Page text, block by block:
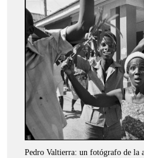
Pedro Valtierra: un fotógrafo de la